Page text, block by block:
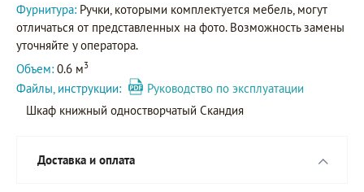
Фурнитура: Ручки, которыми комплектуется мебель, могут
отличаться от представленных на фото. Возможность замены
уточняйте у оператора.
Объем: 0.6 м3
Файлы, инструкции:
Руководство по эксплуатации
Шкаф книжный одностворчатый Скандия
Доставка и оплата